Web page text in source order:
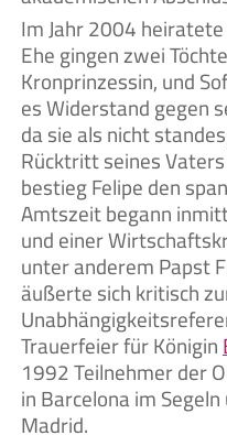
Im Jahr 2004
Ehe gingen zwei
Kronprinzessin, und
es Widerstand gegen
da sie als nicht
Rücktritt seines
bestieg Felipe den
Amtszeit begann
und einer
unter anderem Papst
äußerte sich kritisch
Trauerfeier für Königin
1992 Teilnehmer der
in Barcelona im
Madrid.